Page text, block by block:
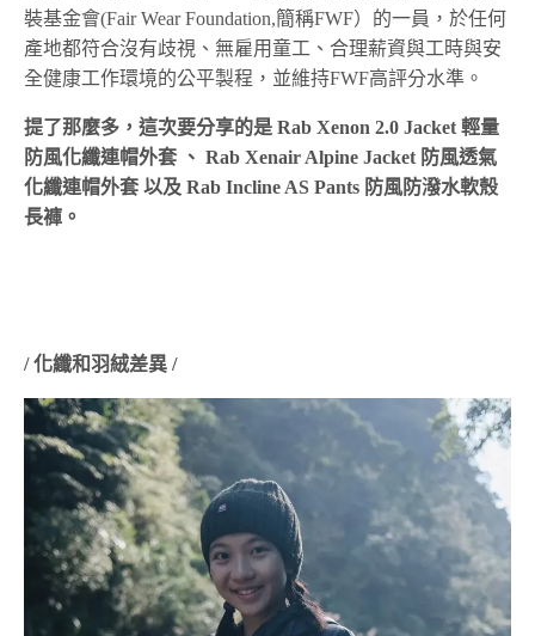
裝基金會(Fair Wear Foundation,簡稱FWF）的一員，於任何
產地都符合沒有歧視、無雇用童工、合理薪資與工時與安
全健康工作環境的公平製程，並維持FWF高評分水準。
提了那麼多，這次要分享的是 Rab Xenon 2.0 Jacket 輕量
防風化纖連帽外套 、 Rab Xenair Alpine Jacket 防風透氣
化纖連帽外套 以及 Rab Incline AS Pants 防風防潑水軟殼
長褲。
/ 化纖和羽絨差異 /